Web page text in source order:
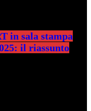
in sala stampa
il riassunto